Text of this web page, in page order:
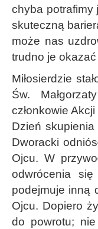
chyba potrafimy
skuteczną
może nas
trudno je
Miłosierdzie
Św.
członkowie
Dzień
Dworacki
Ojcu. W
odwrócenia
podejmuje inną
Ojcu. Dopiero
do powrotu;